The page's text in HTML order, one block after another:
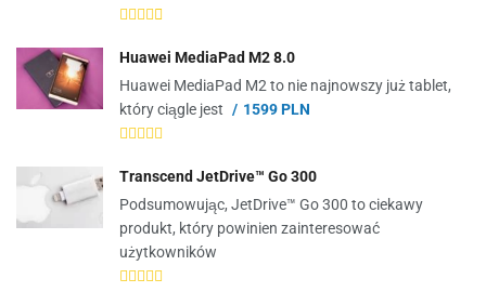
Huawei MediaPad M2 8.0
Huawei MediaPad M2 to nie najnowszy już tablet,
który ciągle jest
1599 PLN
Transcend JetDrive™ Go 300
Podsumowując, JetDrive™ Go 300 to ciekawy
produkt, który powinien zainteresować
użytkowników